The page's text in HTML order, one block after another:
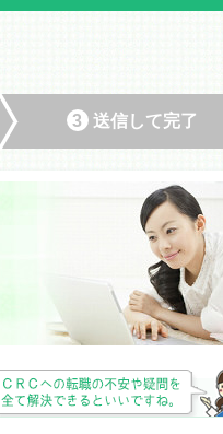
3 送信して完了